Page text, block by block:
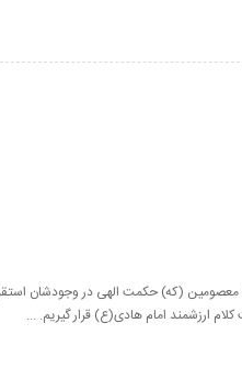
(که) حکمت الهی در وجودشان
ارزشمند امام هادی(ع) قرار گیریم. ...